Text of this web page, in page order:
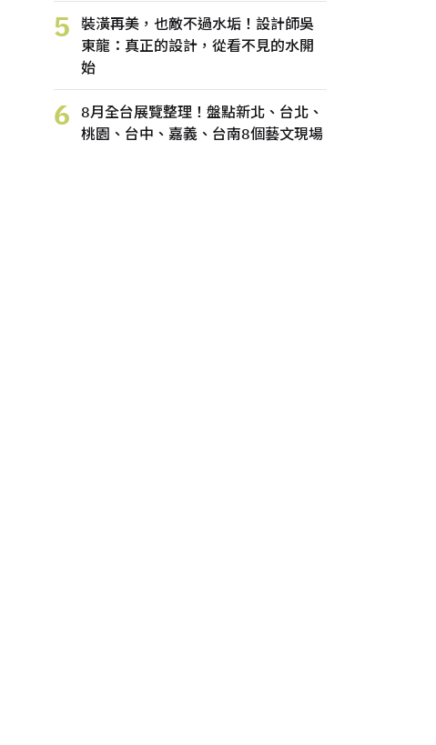
5
裝潢再美，也敵不過水垢！設計師吳
東龍：真正的設計，從看不見的水開
始
6
8月全台展覽整理！盤點新北、台北、
桃園、台中、嘉義、台南8個藝文現場